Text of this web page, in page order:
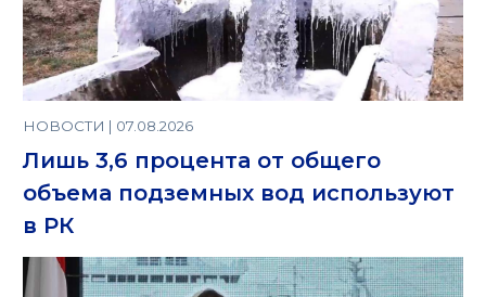
НОВОСТИ | 07.08.2026
Лишь 3,6 процента от общего
объема подземных вод используют
в РК